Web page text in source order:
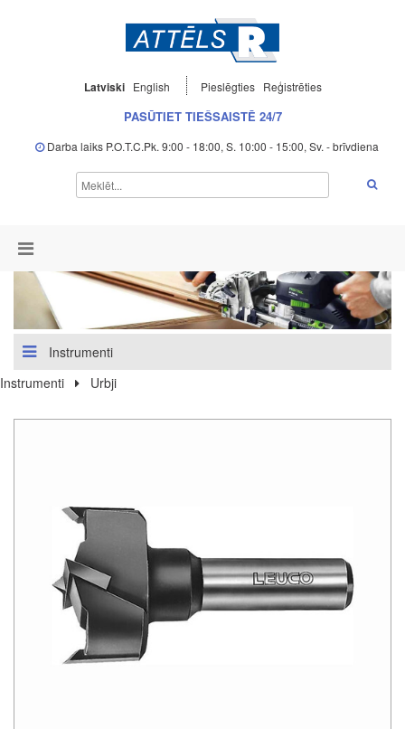
Latviski English Pieslēgties Reģistrēties
PASŪTIET TIEŠSAISTĒ 24/7
Darba laiks P.O.T.C.Pk. 9:00 - 18:00, S. 10:00 - 15:00, Sv. - brīvdiena
Instrumenti
Instrumenti
Urbji